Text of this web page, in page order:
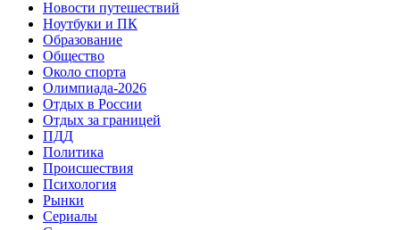
Новости путешествий
Ноутбуки и ПК
Образование
Общество
Около спорта
Олимпиада-2026
Отдых в России
Отдых за границей
ПДД
Политика
Происшествия
Психология
Рынки
Сериалы